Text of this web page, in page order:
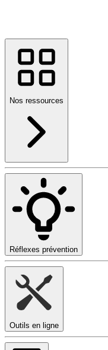
Nos ressources
Réflexes prévention
Outils en ligne